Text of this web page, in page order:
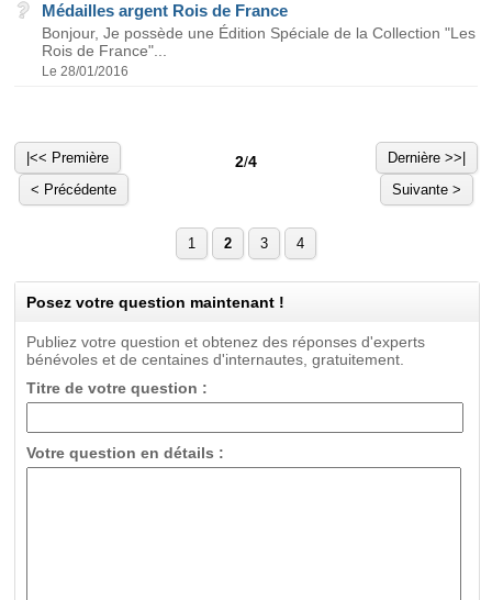
Médailles argent Rois de France
Bonjour, Je possède une Édition Spéciale de la Collection "Les
Rois de France"...
Le 28/01/2016
|<< Première
< Précédente
2/4
Dernière >>|
Suivante >
1 2 3 4
Posez votre question maintenant !
Publiez votre question et obtenez des réponses d'experts
bénévoles et de centaines d'internautes, gratuitement.
Titre de votre question :
Votre question en détails :